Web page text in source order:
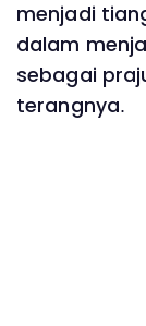
menjadi
dalam
sebagai
terangnya.